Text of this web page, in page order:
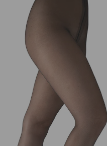
NORIU
INTERNETO
PARAŠYTI